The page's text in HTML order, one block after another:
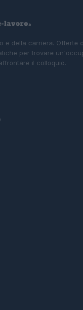
e della carriera. Offerte
per trovare
il colloquio.